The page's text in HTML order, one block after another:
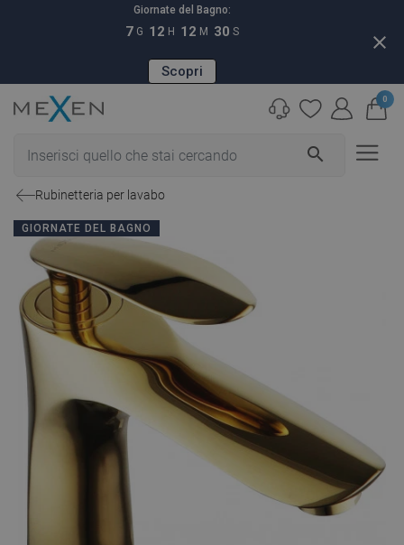
Giornate del Bagno:
7 G 12 H 12 M 29 S
Scopri
close
search
0
Rubinetteria per lavabo
GIORNATE DEL BAGNO